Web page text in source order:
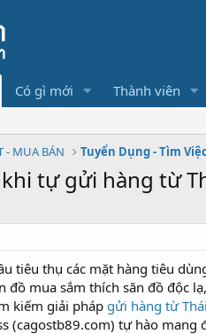
Có gì mới Thành viên
- MUA BÁN Tuyển Dụng - Tìm Việc
tự gửi hàng từ
tiêu thụ các mặt hàng tiêu
đồ mua sắm thích săn đồ độc
kiếm giải pháp gửi hàng từ
(cagostb89.com) tự hào